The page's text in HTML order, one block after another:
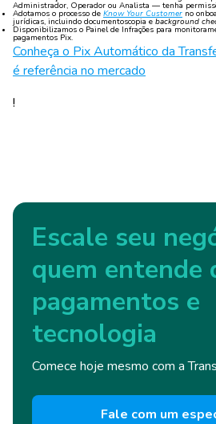
Administrador, Operador ou Analista — tenha
Adotamos o processo de Know Your Customer no
jurídicas, incluindo documentoscopia e background
Disponibilizamos o Painel de Infrações para
pagamentos Pix.
Conheça o Pix Automático da
é referência no mercado
!
Escale seu
quem entende
pagamentos e
tecnologia
Comece hoje mesmo com a
Fale com um